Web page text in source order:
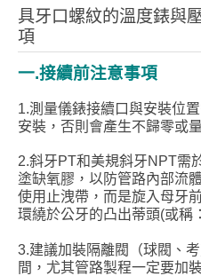
具牙口螺紋的溫度錶與
項
一.接續前注意事項
1.測量儀錶接續口與安裝位
安裝，否則會產生不歸零或
2.斜牙PT和美規斜牙NPT需
塗缺氧膠，以防管路內部流
使用止洩帶，而是旋入母牙
環繞於公牙的凸出蒂頭(或稱
3.建議加裝隔離閥（球閥、
間，尤其管路製程一定要加